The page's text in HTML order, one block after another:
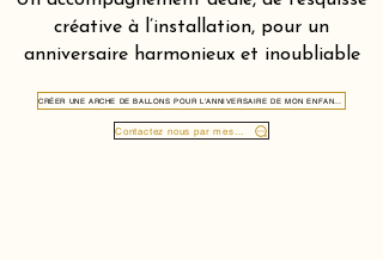
créative à l’installation, pour un
anniversaire harmonieux et inoubliable